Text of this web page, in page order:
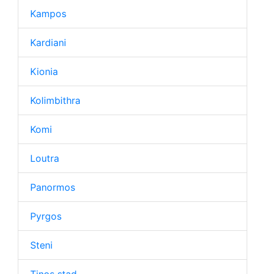
Kampos
Kardiani
Kionia
Kolimbithra
Komi
Loutra
Panormos
Pyrgos
Steni